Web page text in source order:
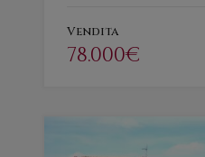
Vendita
78.000€